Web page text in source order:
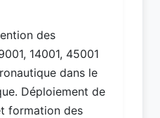
des
14001, 45001
dans le
Déploiement de
formation des